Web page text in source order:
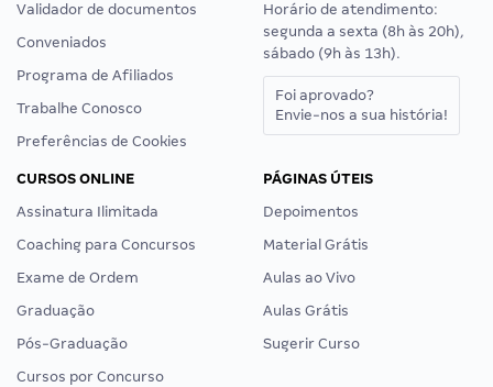
Validador de documentos
Conveniados
Programa de Afiliados
Trabalhe Conosco
Preferências de Cookies
Horário de atendimento:
segunda a sexta (8h às 20h),
sábado (9h às 13h).
Foi aprovado?
Envie-nos a sua história!
CURSOS ONLINE
Assinatura Ilimitada
Coaching para Concursos
Exame de Ordem
Graduação
Pós-Graduação
Cursos por Concurso
PÁGINAS ÚTEIS
Depoimentos
Material Grátis
Aulas ao Vivo
Aulas Grátis
Sugerir Curso